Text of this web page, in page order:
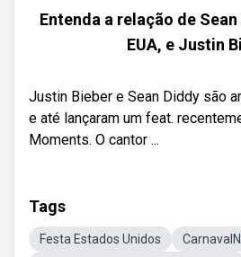
Entenda a relação de
EUA, e Justin
Justin Bieber e Sean Diddy são
e até lançaram um feat.
Moments. O cantor ...
Tags
Festa Estados Unidos